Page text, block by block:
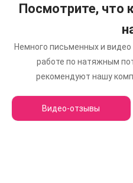
Посмотрите, что
Немного письменных и
работе по натяжным
рекомендуют нашу
Видео-отзывы